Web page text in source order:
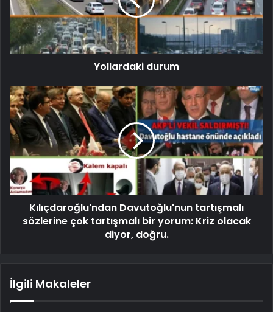
Yollardaki durum
Kılıçdaroğlu'ndan Davutoğlu'nun tartışmalı
sözlerine çok tartışmalı bir yorum: Kriz olacak
diyor, doğru.
İlgili Makaleler